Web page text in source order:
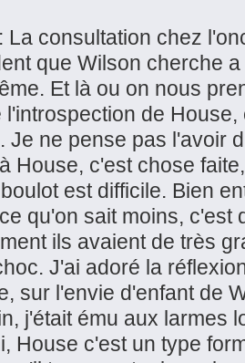
: La consultation chez
que Wilson cherche
Et là ou on nous
l'introspection de
Je ne pense pas l'avoir
House, c'est chose
est difficile. Bien
qu'on sait moins, c'est
ils avaient de très
J'ai adoré la
sur l'envie d'enfant de
j'était ému aux larmes
House c'est un type